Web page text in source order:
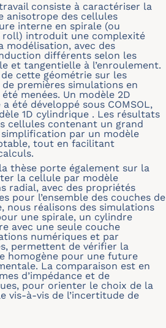
consiste à caractériser la
anisotrope des cellules
interne en spirale (ou
roll) introduit une complexité
modélisation, avec des
différents selon les
et tangentielle à l’enroulement.
de cette géométrie sur les
premières simulations en
menées. Un modèle 2D
été développé sous COMSOL,
1D cylindrique . Les résultats
cellules contenant un grand
par un modèle
tout en facilitant
thèse porte également sur la
la cellule par modèle
radial, avec des propriétés
pour l’ensemble des couches de
nous réalisons des simulations
une spirale, un cylindre
avec une seule couche
numériques et par
permettent de vérifier la
homogène pour une future
La comparaison est en
d’impédance et de
pour orienter le choix de la
vis-à-vis de l’incertitude de